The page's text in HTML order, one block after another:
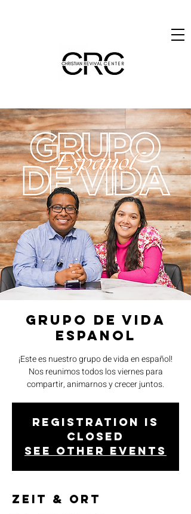
Grupo de Vida
Espanol
¡Este es nuestro grupo de vida en español!
Nos reunimos todos los viernes para
compartir, animarnos y crecer juntos.
Registration is
closed
See other events
Zeit & Ort